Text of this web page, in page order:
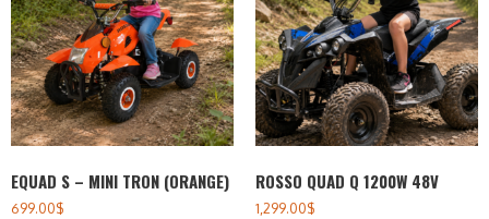
EQUAD S – MINI TRON (ORANGE)
699.00$
ROSSO QUAD Q 1200W 48V
1,299.00$